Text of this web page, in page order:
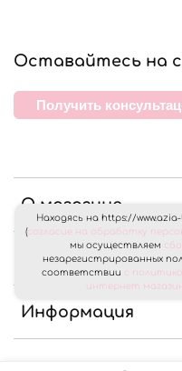
О магазине
Клиентам
Информация
Оставайтесь на
Получить
Находясь на https://
(согласие на обработку
мы осуществляем
незарегистрированных
соответствии с
интернет